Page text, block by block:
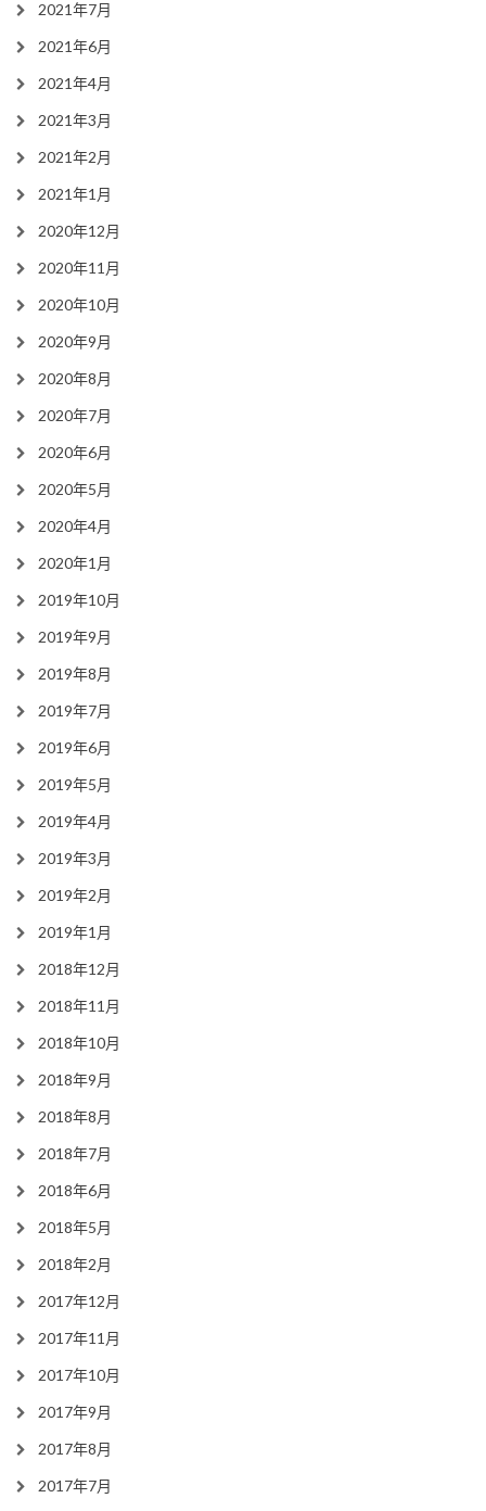
2021年7月
2021年6月
2021年4月
2021年3月
2021年2月
2021年1月
2020年12月
2020年11月
2020年10月
2020年9月
2020年8月
2020年7月
2020年6月
2020年5月
2020年4月
2020年1月
2019年10月
2019年9月
2019年8月
2019年7月
2019年6月
2019年5月
2019年4月
2019年3月
2019年2月
2019年1月
2018年12月
2018年11月
2018年10月
2018年9月
2018年8月
2018年7月
2018年6月
2018年5月
2018年2月
2017年12月
2017年11月
2017年10月
2017年9月
2017年8月
2017年7月